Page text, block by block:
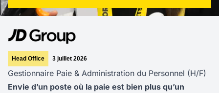
Head Office 3 juillet 2026
Gestionnaire Paie & Administration du Personnel (H/F)
Envie d’un poste où la paie est bien plus qu’un